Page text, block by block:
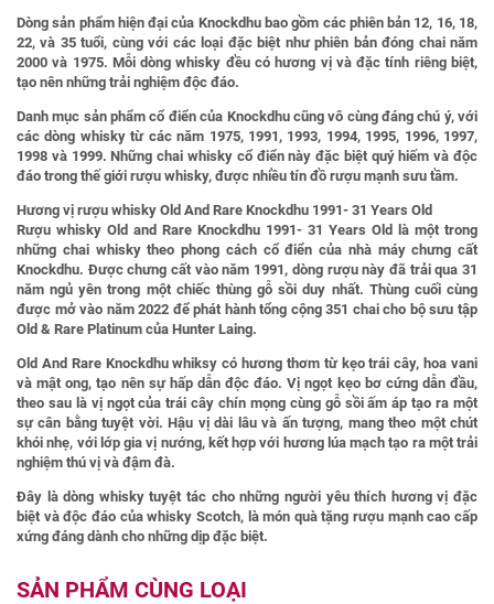
Dòng sản phẩm hiện đại của Knockdhu bao gồm các phiên bản 12, 16, 18,
22, và 35 tuổi, cùng với các loại đặc biệt như phiên bản đóng chai năm
2000 và 1975. Mỗi dòng whisky đều có hương vị và đặc tính riêng biệt,
tạo nên những trải nghiệm độc đáo.
Danh mục sản phẩm cổ điển của Knockdhu cũng vô cùng đáng chú ý, với
các dòng whisky từ các năm 1975, 1991, 1993, 1994, 1995, 1996, 1997,
1998 và 1999. Những chai whisky cổ điển này đặc biệt quý hiếm và độc
đáo trong thế giới rượu whisky, được nhiều tín đồ rượu mạnh sưu tầm.
Hương vị rượu whisky Old And Rare Knockdhu 1991- 31 Years Old
Rượu whisky Old and Rare Knockdhu 1991- 31 Years Old
là một trong
những chai whisky theo phong cách cổ điển của nhà máy chưng cất
Knockdhu. Được chưng cất vào năm 1991, dòng rượu này đã trải qua 31
năm ngủ yên trong một chiếc thùng gỗ sồi duy nhất. Thùng cuối cùng
được mở vào năm 2022 để phát hành tổng cộng 351 chai cho bộ sưu tập
Old & Rare Platinum của Hunter Laing.
Old And Rare Knockdhuwhiksy có hương thơm từ kẹo trái cây, hoa vani
và mật ong, tạo nên sự hấp dẫn độc đáo. Vị ngọt kẹo bơ cứng dẫn đầu,
theo sau là vị ngọt của trái cây chín mọng cùng gỗ sồi ấm áp tạo ra một
sự cân bằng tuyệt vời. Hậu vị dài lâu và ấn tượng, mang theo một chút
khói nhẹ, với lớp gia vị nướng, kết hợp với hương lúa mạch tạo ra một trải
nghiệm thú vị và đậm đà.
Đây là dòng whisky tuyệt tác cho những người yêu thích hương vị đặc
biệt và độc đáo của whisky Scotch, là món quà tặng rượu mạnh cao cấp
xứng đáng dành cho những dịp đặc biệt.
SẢN PHẨM CÙNG LOẠI